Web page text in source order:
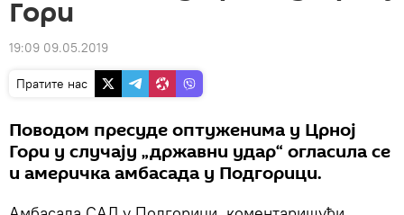
Гори
19:09 09.05.2019
Пратите нас
Поводом пресуде оптуженима у Црној
Гори у случају „државни удар“ огласила се
и америчка амбасада у Подгорици.